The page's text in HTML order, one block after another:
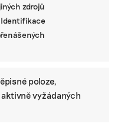
zdrojů
Identifikace
poloze,
vyžádaných